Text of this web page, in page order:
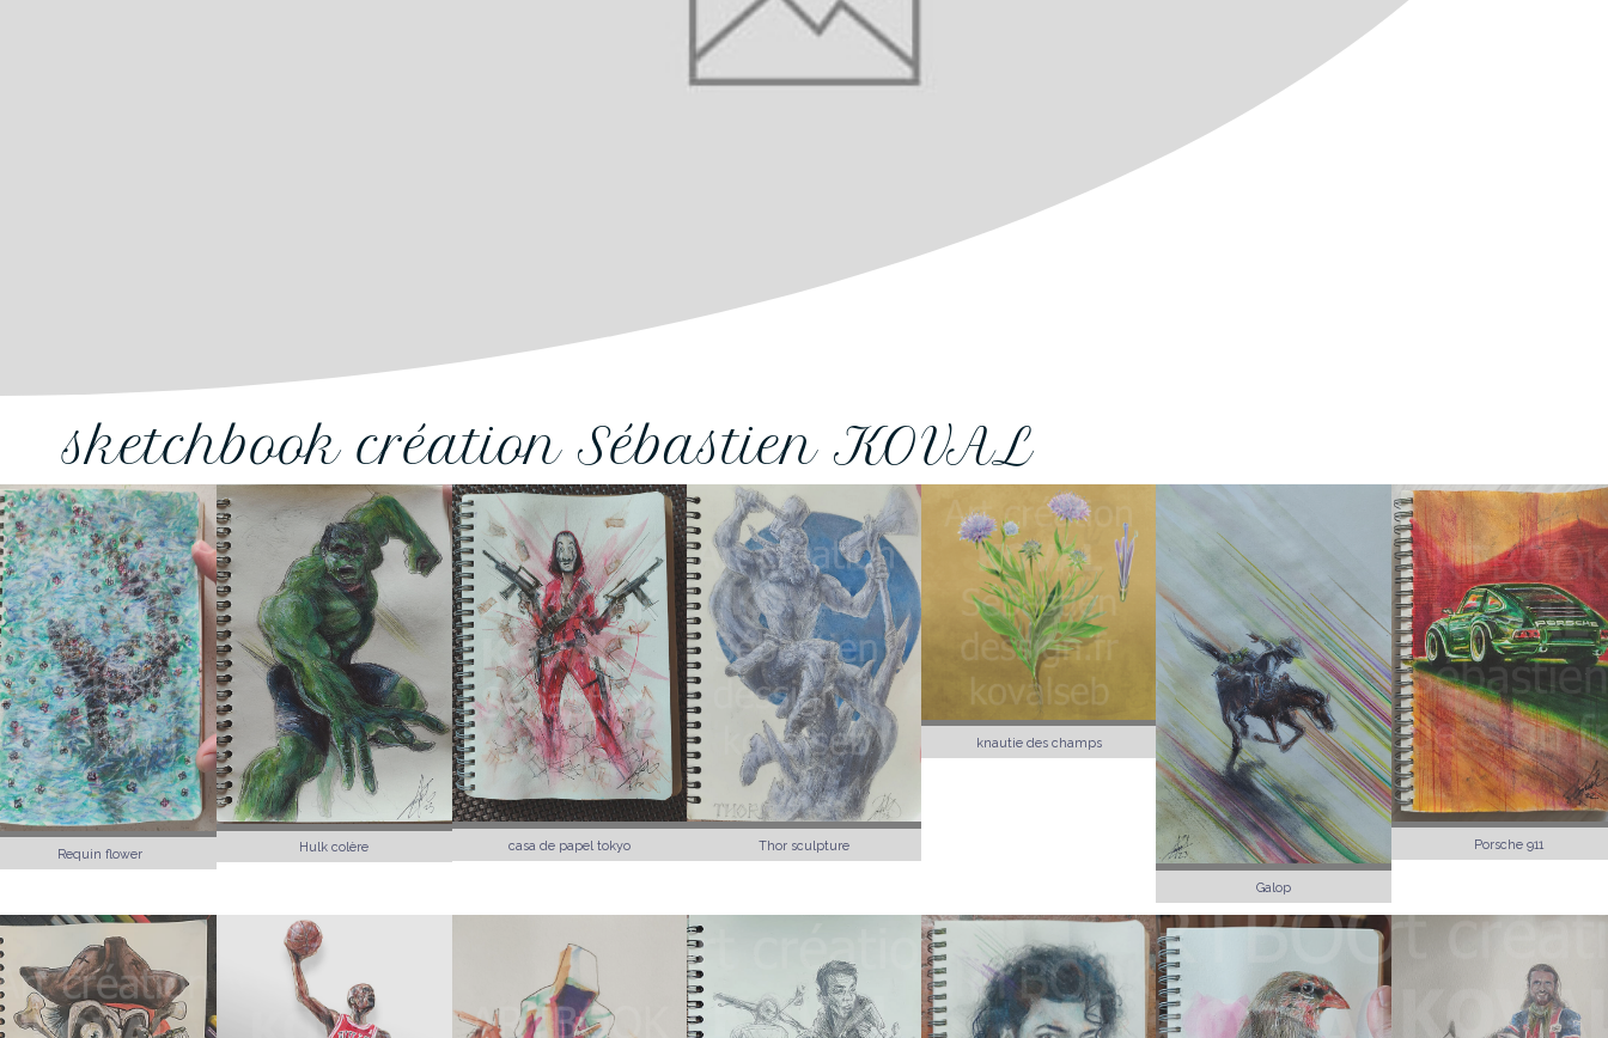
sketchbook création Sébastien KOVAL
Requin flower Hulk colère casa de papel tokyo Thor sculpture
knautie des champs
Galop
Porsche 911